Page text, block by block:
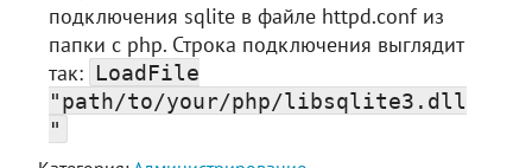
подключения sqlite в файле httpd.conf из
папки с php. Строка подключения выглядит
так:
LoadFile
"path/to/your/php/libsqlite3.dll
"